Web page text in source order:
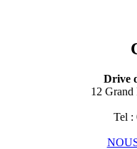
Drive
12
Tel :